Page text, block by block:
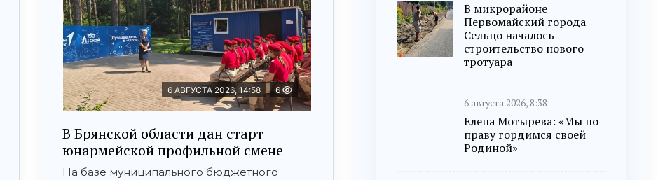
6 АВГУСТА 2026, 14:58 6
В Брянской области дан старт
юнармейской профильной смене
На базе муниципального бюджетного
В микрорайоне
Первомайский города
Сельцо началось
строительство нового
тротуара
6 августа 2026, 8:38
Елена Мотырева: «Мы по
праву гордимся своей
Родиной»